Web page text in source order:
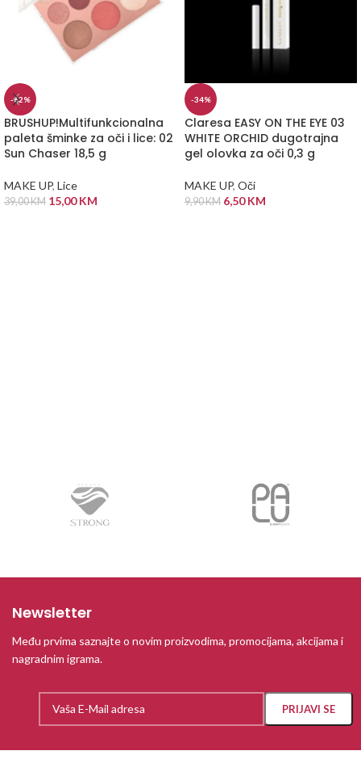
-62%
BRUSHUP!Multifunkcionalna
paleta šminke za oči i lice: 02
Sun Chaser 18,5 g
MAKE UP, Lice
39,00KM 15,00KM
-34%
Claresa EASY ON THE EYE 03
WHITE ORCHID dugotrajna
gel olovka za oči 0,3 g
MAKE UP, Oči
9,90KM 6,50KM
Newsletter
Među prvima saznajte o novim proizvodima, promocijama, akcijama i
nagradnim igrama.